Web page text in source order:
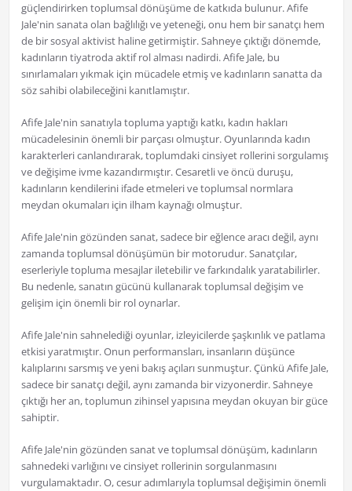
güçlendirirken toplumsal dönüşüme de katkıda bulunur. Afife
Jale'nin sanata olan bağlılığı ve yeteneği, onu hem bir sanatçı hem
de bir sosyal aktivist haline getirmiştir. Sahneye çıktığı dönemde,
kadınların tiyatroda aktif rol alması nadirdi. Afife Jale, bu
sınırlamaları yıkmak için mücadele etmiş ve kadınların sanatta da
söz sahibi olabileceğini kanıtlamıştır.
Afife Jale'nin sanatıyla topluma yaptığı katkı, kadın hakları
mücadelesinin önemli bir parçası olmuştur. Oyunlarında kadın
karakterleri canlandırarak, toplumdaki cinsiyet rollerini sorgulamış
ve değişime ivme kazandırmıştır. Cesaretli ve öncü duruşu,
kadınların kendilerini ifade etmeleri ve toplumsal normlara
meydan okumaları için ilham kaynağı olmuştur.
Afife Jale'nin gözünden sanat, sadece bir eğlence aracı değil, aynı
zamanda toplumsal dönüşümün bir motorudur. Sanatçılar,
eserleriyle topluma mesajlar iletebilir ve farkındalık yaratabilirler.
Bu nedenle, sanatın gücünü kullanarak toplumsal değişim ve
gelişim için önemli bir rol oynarlar.
Afife Jale'nin sahnelediği oyunlar, izleyicilerde şaşkınlık ve patlama
etkisi yaratmıştır. Onun performansları, insanların düşünce
kalıplarını sarsmış ve yeni bakış açıları sunmuştur. Çünkü Afife Jale,
sadece bir sanatçı değil, aynı zamanda bir vizyonerdir. Sahneye
çıktığı her an, toplumun zihinsel yapısına meydan okuyan bir güce
sahiptir.
Afife Jale'nin gözünden sanat ve toplumsal dönüşüm, kadınların
sahnedeki varlığını ve cinsiyet rollerinin sorgulanmasını
vurgulamaktadır. O, cesur adımlarıyla toplumsal değişimin önemli